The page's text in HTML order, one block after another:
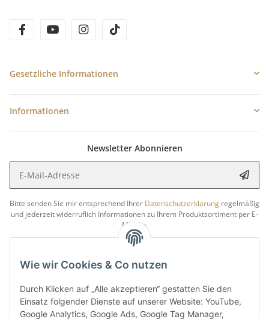
Wie wir Cookies & Co nutzen
Durch Klicken auf „Alle akzeptieren“ gestatten Sie den
Einsatz folgender Dienste auf unserer Website: YouTube,
Google Analytics, Google Ads, Google Tag Manager,
facebookyoutube instagram
Gesetzliche Informationen
Informationen
Newsletter Abonnieren
Bitte senden Sie mir entsprechend Ihrer Datenschutzerklärung regelmäßig
und jederzeit widerruflich Informationen zu Ihrem Produktsortiment per E-
Mail zu.
Für Ihren nächsten Einkauf in unserem WOODResin-Shop.
Den Gutschein erhalten Sie per Email nach der erfolgreichen
Bestätigung Ihrer Email-Adresse.